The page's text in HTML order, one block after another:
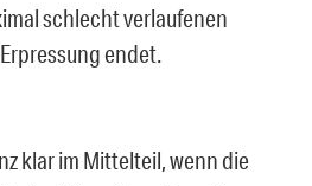
schlecht verlaufenen
endet.
klar im Mittelteil, wenn die